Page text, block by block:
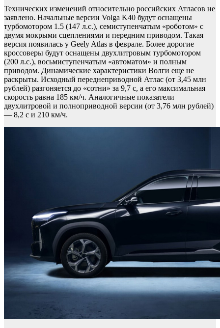
Технических изменений относительно российских Атласов не
заявлено. Начальные версии Volga K40 будут оснащены
турбомотором 1.5 (147 л.с.), семиступенчатым «роботом» с
двумя мокрыми сцеплениями и передним приводом. Такая
версия появилась у Geely Atlas в феврале. Более дорогие
кроссоверы будут оснащены двухлитровым турбомотором
(200 л.с.), восьмиступенчатым «автоматом» и полным
приводом. Динамические характеристики Волги еще не
раскрыты. Исходный переднеприводной Атлас (от 3,45 млн
рублей) разгоняется до «сотни» за 9,7 с, а его максимальная
скорость равна 185 км/ч. Аналогичные показатели
двухлитровой и полноприводной версии (от 3,76 млн рублей)
— 8,2 с и 210 км/ч.